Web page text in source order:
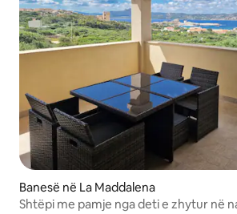
Banesë në La Maddalena
Shtëpi me pamje nga deti e zhytur në